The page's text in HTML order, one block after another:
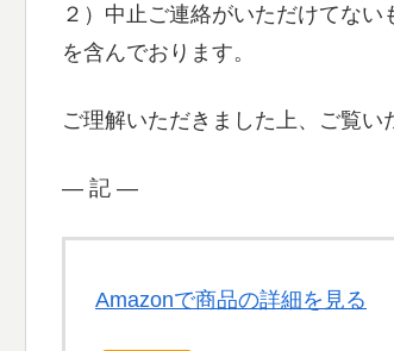
２）中止ご連絡がいただけてない
を含んでおります。
ご理解いただきました上、ご覧い
― 記 ―
Amazonで商品の詳細を見る